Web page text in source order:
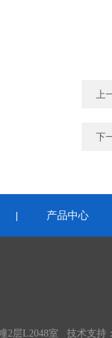
上
下
| 产品中心
2层L2048室 技术支持：